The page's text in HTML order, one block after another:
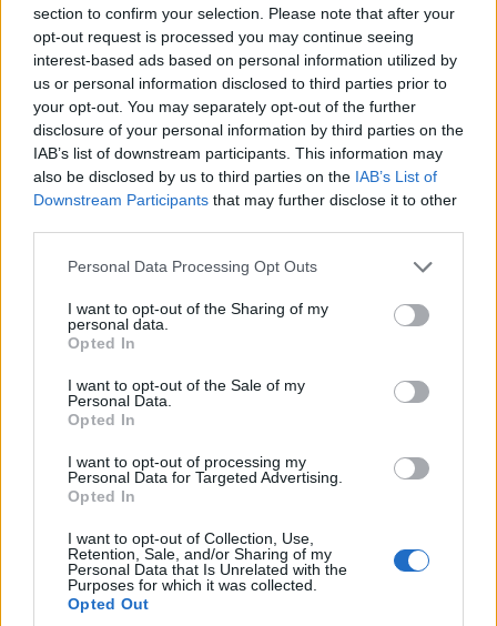
section to confirm your selection. Please note that after your
opt-out request is processed you may continue seeing
interest-based ads based on personal information utilized by
us or personal information disclosed to third parties prior to
your opt-out. You may separately opt-out of the further
disclosure of your personal information by third parties on the
IAB’s list of downstream participants. This information may
also be disclosed by us to third parties on the IAB’s List of
Downstream Participants that may further disclose it to other
Please note that this website/app uses one or more Google
not limited to your visit or usage behaviour. You may click to
grant or deny consent to Google and its third-party tags to
use your data for below specified purposes in below Google
consent section.
Personal Data Processing Opt Outs
I want to opt-out of the Sharing of my
personal data.
Opted In
I want to opt-out of the Sale of my
Personal Data.
Opted In
I want to opt-out of processing my
Personal Data for Targeted Advertising.
Opted In
I want to opt-out of Collection, Use,
Retention, Sale, and/or Sharing of my
Personal Data that Is Unrelated with the
Purposes for which it was collected.
Opted Out